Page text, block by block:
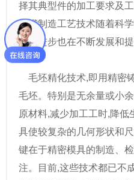
择其典型件的加工要求及工
喷嘴制造工艺技术随着科
备的进步也在不断发展和
毛坯精化技术,即用精密
毛坯。特别是无余量或小
原材料,减少加工工时,降低
具使较复杂的几何形状和
键在于精密模具的制造、
注。目前,这些技术都已不